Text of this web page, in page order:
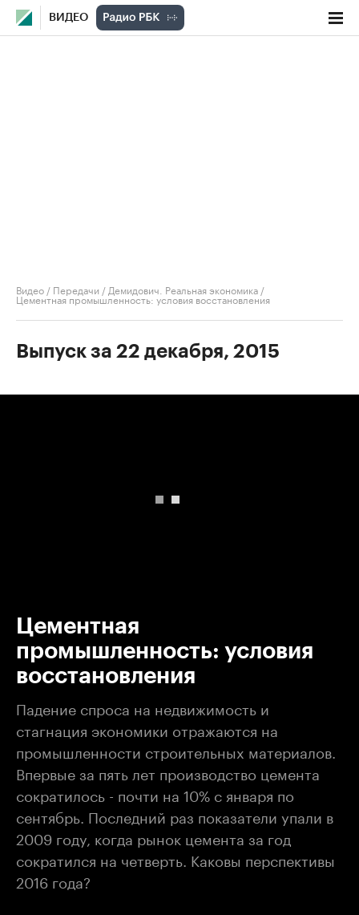
ВИДЕО
Видео / Передачи / Демидович. Реальная экономика /
Цементная промышленность: условия восстановления
Выпуск за 22 декабря, 2015
Цементная
промышленность: условия
восстановления
Падение спроса на недвижимость и
стагнация экономики отражаются на
промышленности строительных материалов.
Впервые за пять лет производство цемента
сократилось - почти на 10% с января по
сентябрь. Последний раз показатели упали в
2009 году, когда рынок цемента за год
сократился на четверть. Каковы перспективы
2016 года?